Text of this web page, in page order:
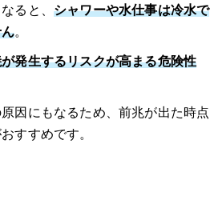
ると、 シャワーや水仕事は冷水で
。
発生するリスクが高まる危険性
因にもなるため、前兆が出た時点
すすめです。